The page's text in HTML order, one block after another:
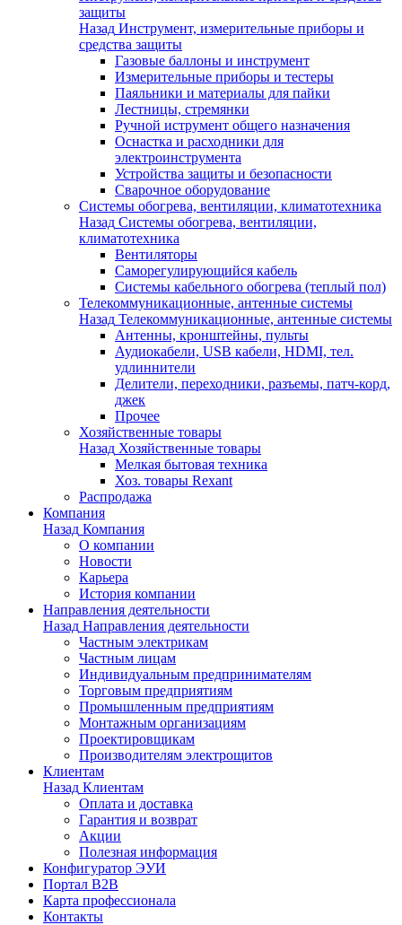
защиты
Назад Инструмент, измерительные приборы и
средства защиты
Газовые баллоны и инструмент
Измерительные приборы и тестеры
Паяльники и материалы для пайки
Лестницы, стремянки
Ручной иструмент общего назначения
Оснастка и расходники для
электроинструмента
Устройства защиты и безопасности
Сварочное оборудование
Системы обогрева, вентиляции, климатотехника
Назад Системы обогрева, вентиляции,
климатотехника
Вентиляторы
Саморегулирующийся кабель
Системы кабельного обогрева (теплый пол)
Телекоммуникационные, антенные системы
Назад Телекоммуникационные, антенные системы
Антенны, кронштейны, пульты
Аудиокабели, USB кабели, HDMI, тел.
удлиннители
Делители, переходники, разъемы, патч-корд,
джек
Прочее
Хозяйственные товары
Назад Хозяйственные товары
Мелкая бытовая техника
Хоз. товары Rexant
Распродажа
Компания
Назад Компания
О компании
Новости
Карьера
История компании
Направления деятельности
Назад Направления деятельности
Частным электрикам
Частным лицам
Индивидуальным предпринимателям
Торговым предприятиям
Промышленным предприятиям
Монтажным организациям
Проектировщикам
Производителям электрощитов
Клиентам
Назад Клиентам
Оплата и доставка
Гарантия и возврат
Акции
Полезная информация
Конфигуратор ЭУИ
Портал B2B
Карта профессионала
Контакты